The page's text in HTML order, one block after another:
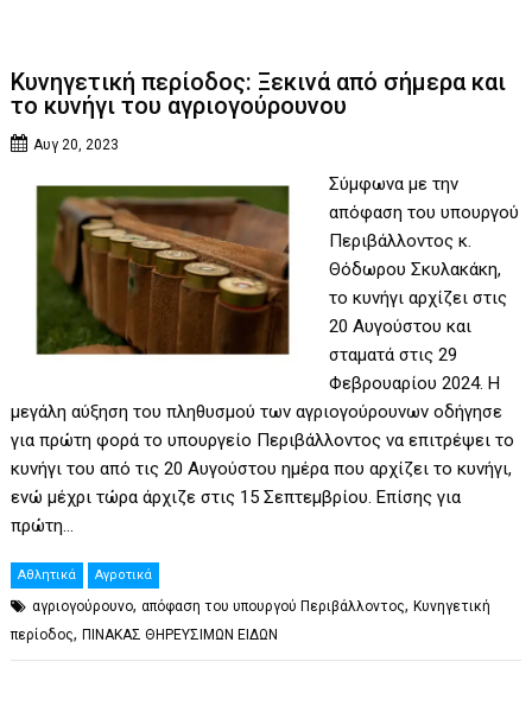
Κυνηγετική περίοδος: Ξεκινά από σήμερα και
το κυνήγι του αγριογούρουνου
Αυγ 20, 2023
Σύμφωνα με την
απόφαση του υπουργού
Περιβάλλοντος κ.
Θόδωρου Σκυλακάκη,
το κυνήγι αρχίζει στις
20 Αυγούστου και
σταματά στις 29
Φεβρουαρίου 2024. Η
μεγάλη αύξηση του πληθυσμού των αγριογούρουνων οδήγησε
για πρώτη φορά το υπουργείο Περιβάλλοντος να επιτρέψει το
κυνήγι του από τις 20 Αυγούστου ημέρα που αρχίζει το κυνήγι,
ενώ μέχρι τώρα άρχιζε στις 15 Σεπτεμβρίου. Επίσης για
πρώτη…
Αθλητικά Αγροτικά
αγριογούρουνο,απόφαση του υπουργού Περιβάλλοντος,Κυνηγετική
περίοδος,ΠΙΝΑΚΑΣ ΘΗΡΕΥΣΙΜΩΝ ΕΙΔΩΝ